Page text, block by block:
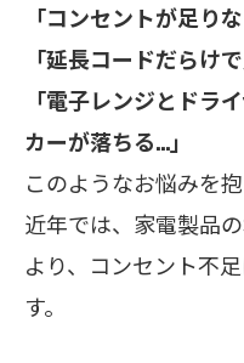
「コンセントが足りな
「延長コードだらけ
「電子レンジとドラ
カーが落ちる…」
このようなお悩みを
近年では、家電製品
より、コンセント不
す。